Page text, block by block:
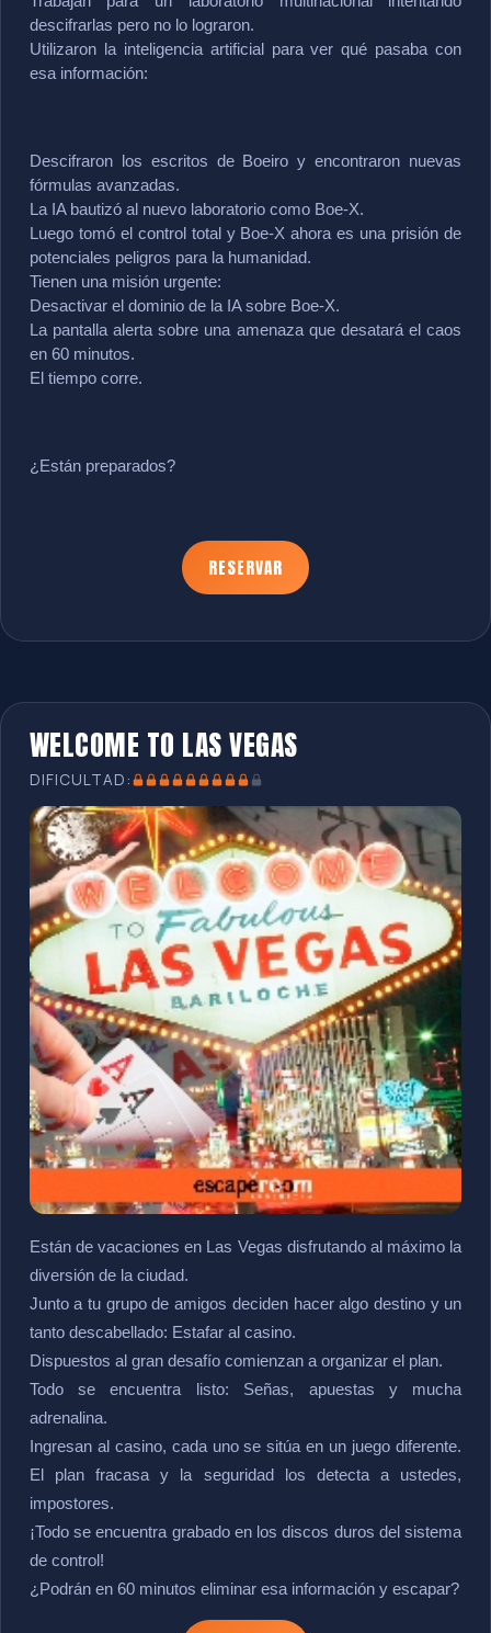
descifrarlas pero no lo lograron.
Utilizaron la inteligencia artificial para ver qué pasaba con
esa información:
Descifraron los escritos de Boeiro y encontraron nuevas
fórmulas avanzadas.
La IA bautizó al nuevo laboratorio como Boe-X.
Luego tomó el control total y Boe-X ahora es una prisión de
potenciales peligros para la humanidad.
Tienen una misión urgente:
Desactivar el dominio de la IA sobre Boe-X.
La pantalla alerta sobre una amenaza que desatará el caos
en 60 minutos.
El tiempo corre.
¿Están preparados?
RESERVAR
WELCOME TO LAS VEGAS
DIFICULTAD:
Están de vacaciones en Las Vegas disfrutando al máximo la
diversión de la ciudad.
Junto a tu grupo de amigos deciden hacer algo destino y un
tanto descabellado: Estafar al casino.
Dispuestos al gran desafío comienzan a organizar el plan.
Todo se encuentra listo: Señas, apuestas y mucha
adrenalina.
Ingresan al casino, cada uno se sitúa en un juego diferente.
El plan fracasa y la seguridad los detecta a ustedes,
impostores.
¡Todo se encuentra grabado en los discos duros del sistema
de control!
¿Podrán en 60 minutos eliminar esa información y escapar?